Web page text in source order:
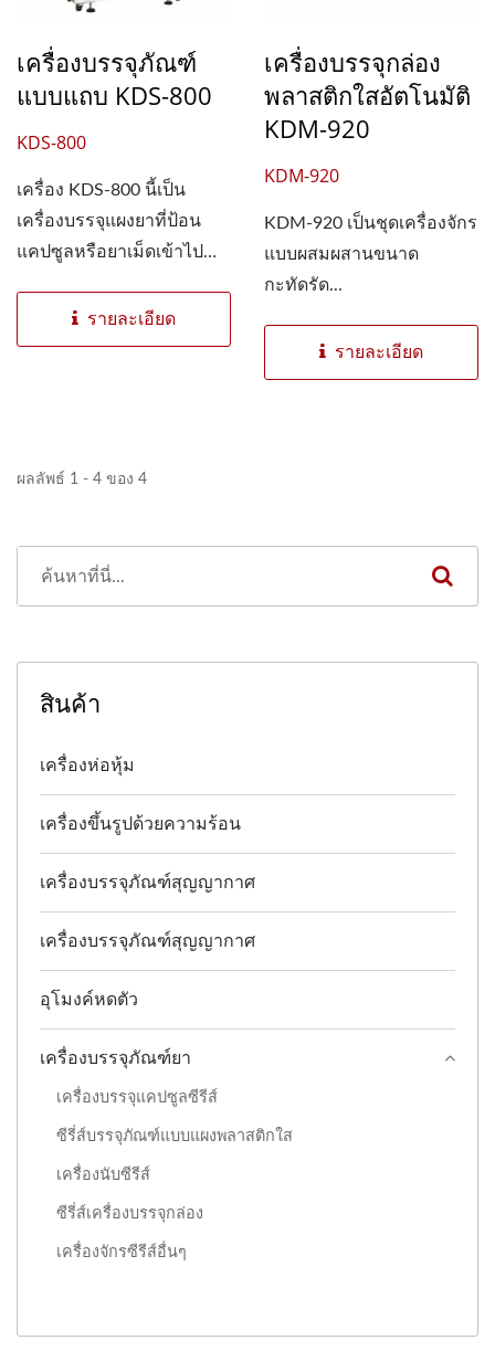
เครื่องบรรจุภัณฑ์
แบบแถบ KDS-800
KDS-800
เครื่อง KDS-800 นี้เป็น
เครื่องบรรจุแผงยาที่ป้อน
แคปซูลหรือยาเม็ดเข้าไป
อะลูมิเนียมสองแผ่น...
รายละเอียด
เครื่องบรรจุกล่อง
พลาสติกใสอัตโนมัติ
KDM-920
KDM-920
KDM-920 เป็นชุดเครื่องจักร
แบบผสมผสานขนาด
กะทัดรัด...
รายละเอียด
ผลลัพธ์ 1 - 4 ของ 4
สินค้า
เครื่องห่อหุ้ม
เครื่องขึ้นรูปด้วยความร้อน
เครื่องบรรจุภัณฑ์สุญญากาศ
เครื่องบรรจุภัณฑ์สุญญากาศ
อุโมงค์หดตัว
เครื่องบรรจุภัณฑ์ยา
เครื่องบรรจุแคปซูลซีรีส์
ซีรี่ส์บรรจุภัณฑ์แบบแผงพลาสติกใส
เครื่องนับซีรีส์
ซีรี่ส์เครื่องบรรจุกล่อง
เครื่องจักรซีรีส์อื่นๆ